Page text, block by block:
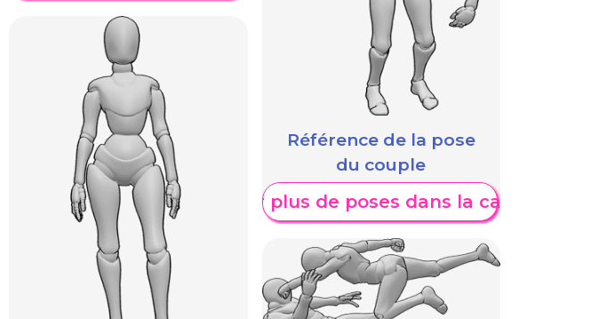
Référence de la pose
du couple
Afficher plus de poses dans la catégorie